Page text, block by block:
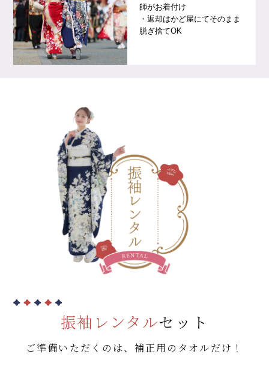
師がお着付け
・返却はかど屋にてそのまま
脱ぎ捨てOK
振袖レンタルセット
ご準備いただくのは、補正用のタオルだけ！